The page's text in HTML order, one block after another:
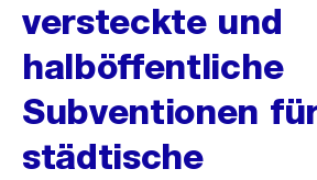
versteckte und
halböffentliche
Subventionen
städtische